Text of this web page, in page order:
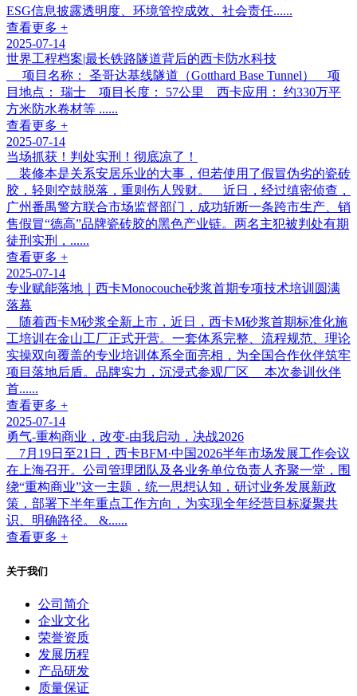
ESG信息披露透明度、环境管控成效、社会责任......
查看更多 +
2025-07-14
世界工程档案|最长铁路隧道背后的西卡防水科技
项目名称： 圣哥达基线隧道（Gotthard Base Tunnel） 项
目地点： 瑞士 项目长度： 57公里 西卡应用： 约330万平
方米防水卷材等 ......
查看更多 +
2025-07-14
当场抓获！判处实刑！彻底凉了！
装修本是关系安居乐业的大事，但若使用了假冒伪劣的瓷砖
胶，轻则空鼓脱落，重则伤人毁财。 近日，经过缜密侦查，
广州番禺警方联合市场监督部门，成功斩断一条跨市生产、销
售假冒“德高”品牌瓷砖胶的黑色产业链。两名主犯被判处有期
徒刑实刑，......
查看更多 +
2025-07-14
专业赋能落地｜西卡Monocouche砂浆首期专项技术培训圆满
落幕
随着西卡M砂浆全新上市，近日，西卡M砂浆首期标准化施
工培训在金山工厂正式开营。一套体系完整、流程规范、理论
实操双向覆盖的专业培训体系全面亮相，为全国合作伙伴筑牢
项目落地后盾。品牌实力，沉浸式参观厂区 本次参训伙伴
首......
查看更多 +
2025-07-14
勇气-重构商业，改变-由我启动，决战2026
7月19日至21日，西卡BFM·中国2026半年市场发展工作会议
在上海召开。公司管理团队及各业务单位负责人齐聚一堂，围
绕“重构商业”这一主题，统一思想认知，研讨业务发展新政
策，部署下半年重点工作方向，为实现全年经营目标凝聚共
识、明确路径。 &......
查看更多 +
关于我们
公司简介
企业文化
荣誉资质
发展历程
产品研发
质量保证